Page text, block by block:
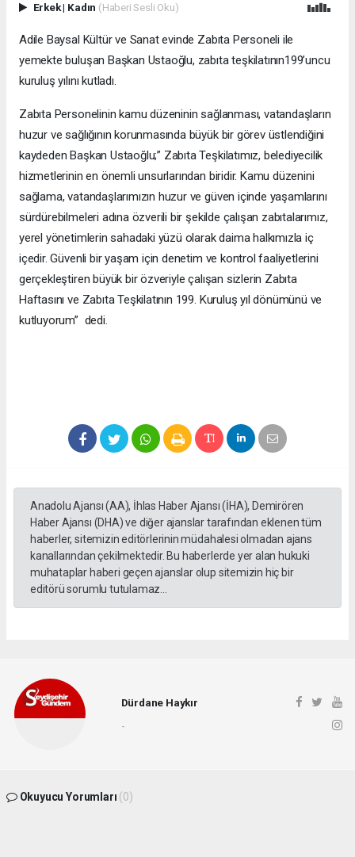
Erkek| Kadın (Haberi Sesli Oku)
Adile Baysal Kültür ve Sanat evinde Zabıta Personeli ile
yemekte buluşan Başkan Ustaoğlu, zabıta teşkilatının199’uncu
kuruluş yılını kutladı.
Zabıta Personelinin kamu düzeninin sağlanması, vatandaşların
huzur ve sağlığının korunmasında büyük bir görev üstlendiğini
kaydeden Başkan Ustaoğlu;” Zabıta Teşkilatımız, belediyecilik
hizmetlerinin en önemli unsurlarından biridir. Kamu düzenini
sağlama, vatandaşlarımızın huzur ve güven içinde yaşamlarını
sürdürebilmeleri adına özverili bir şekilde çalışan zabıtalarımız,
yerel yönetimlerin sahadaki yüzü olarak daima halkımızla iç
içedir. Güvenli bir yaşam için denetim ve kontrol faaliyetlerini
gerçekleştiren büyük bir özveriyle çalışan sizlerin Zabıta
Haftasını ve Zabıta Teşkilatının 199. Kuruluş yıl dönümünü ve
kutluyorum” dedi.
Anadolu Ajansı (AA), İhlas Haber Ajansı (İHA), Demirören
Haber Ajansı (DHA) ve diğer ajanslar tarafından eklenen tüm
haberler, sitemizin editörlerinin müdahalesi olmadan ajans
kanallarından çekilmektedir. Bu haberlerde yer alan hukuki
muhataplar haberi geçen ajanslar olup sitemizin hiç bir
editörü sorumlu tutulamaz...
Dürdane Haykır
-
Okuyucu Yorumları (0)